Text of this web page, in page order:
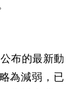
布的最新動
為減弱，已